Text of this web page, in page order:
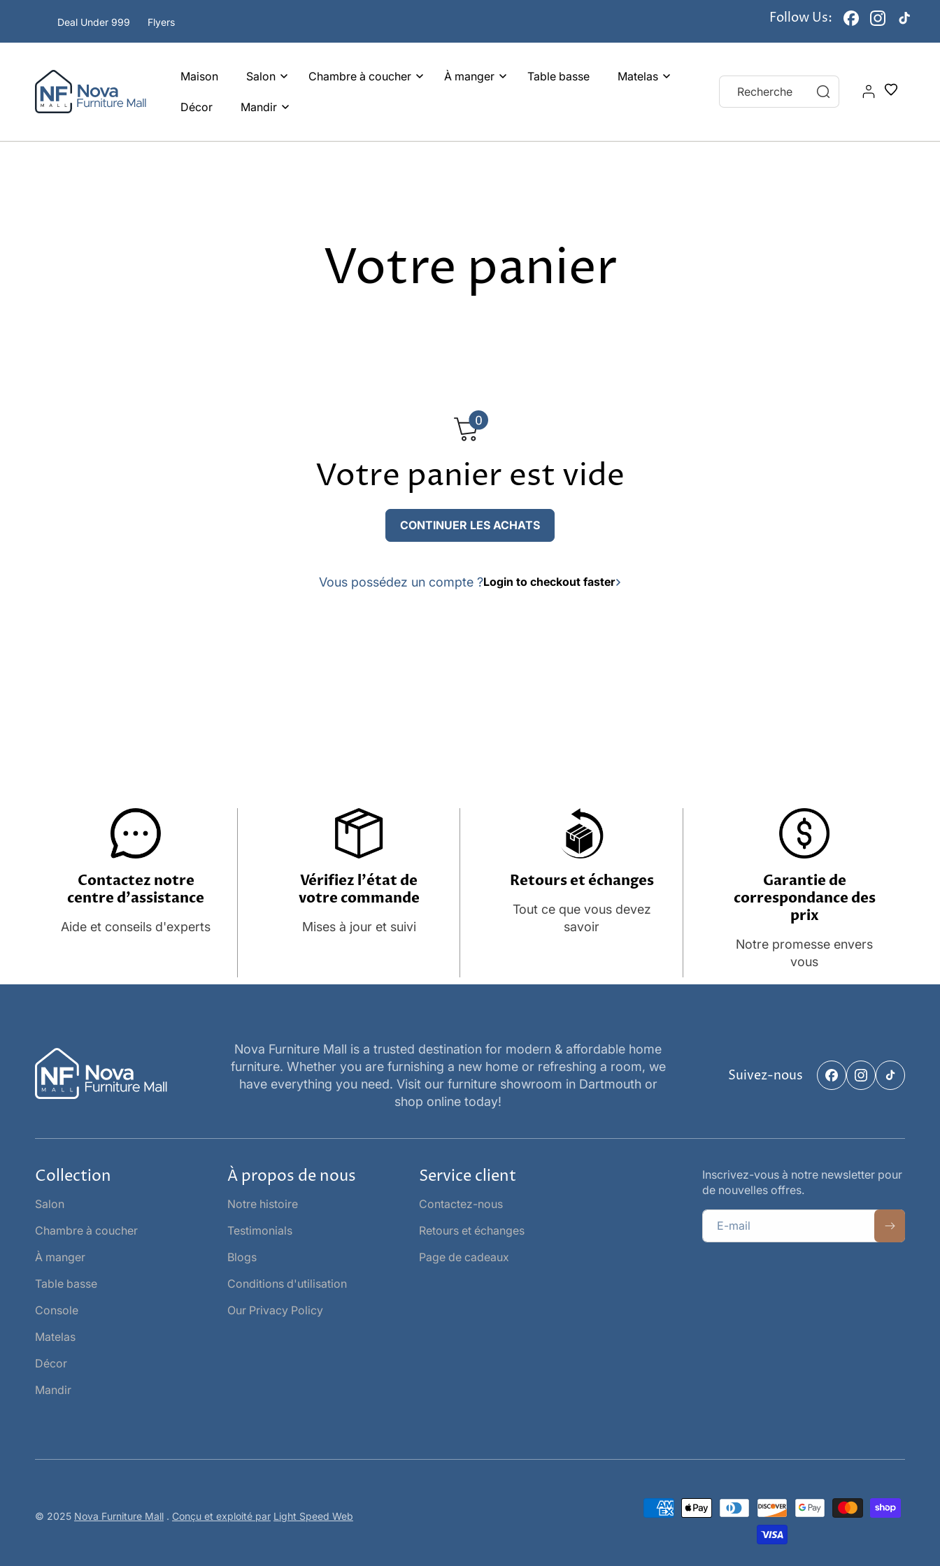
CONTENU
Deal Under 999 Flyers Follow Us: Facebook
Instagram
TikTok
Maison Salon Chambre à coucher À manger Table basse Matelas
Décor Mandir
Recherche Connexion
Votre panier
Votre panier est vide
CONTINUER LES ACHATS
Vous possédez un compte ?Login to checkout faster
Contactez notre
centre d'assistance
Aide et conseils d'experts
Vérifiez l'état de
votre commande
Mises à jour et suivi
Retours et échanges
Tout ce que vous devez
savoir
Garantie de
correspondance des
prix
Notre promesse envers
vous
Nova Furniture Mall is a trusted destination for modern & affordable home
furniture. Whether you are furnishing a new home or refreshing a room, we
have everything you need. Visit our furniture showroom in Dartmouth or
shop online today!
Suivez-nous Facebook
Instagram
TikTok
Collection
Salon
Chambre à coucher
À manger
Table basse
Console
Matelas
Décor
Mandir
À propos de nous
Notre histoire
Testimonials
Blogs
Conditions d'utilisation
Our Privacy Policy
Service client
Contactez-nous
Retours et échanges
Page de cadeaux
Inscrivez-vous à notre newsletter pour
de nouvelles offres.
E-mail
© 2025 Nova Furniture Mall . Conçu et exploité par Light Speed Web
Moyens